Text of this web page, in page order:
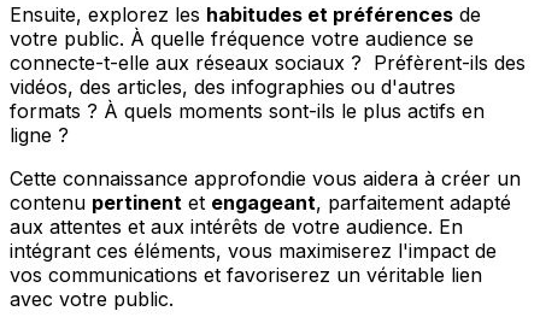
Ensuite, explorez les habitudes et préférences de
votre public. À quelle fréquence votre audience se
connecte-t-elle aux réseaux sociaux ? Préfèrent-ils des
vidéos, des articles, des infographies ou d'autres
formats ? À quels moments sont-ils le plus actifs en
ligne ?
Cette connaissance approfondie vous aidera à créer un
contenu pertinent et engageant, parfaitement adapté
aux attentes et aux intérêts de votre audience. En
intégrant ces éléments, vous maximiserez l'impact de
vos communications et favoriserez un véritable lien
avec votre public.